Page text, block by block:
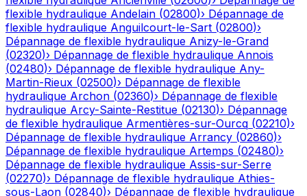
flexible hydraulique Andelain (02800)› Dépannage de
flexible hydraulique Anguilcourt-le-Sart (02800)›
Dépannage de flexible hydraulique Anizy-le-Grand
(02320)› Dépannage de flexible hydraulique Annois
(02480)› Dépannage de flexible hydraulique Any-
Martin-Rieux (02500)› Dépannage de flexible
hydraulique Archon (02360)› Dépannage de flexible
hydraulique Arcy-Sainte-Restitue (02130)› Dépannage
de flexible hydraulique Armentières-sur-Ourcq (02210)›
Dépannage de flexible hydraulique Arrancy (02860)›
Dépannage de flexible hydraulique Artemps (02480)›
Dépannage de flexible hydraulique Assis-sur-Serre
(02270)› Dépannage de flexible hydraulique Athies-
sous-Laon (02840)› Dépannage de flexible hydraulique